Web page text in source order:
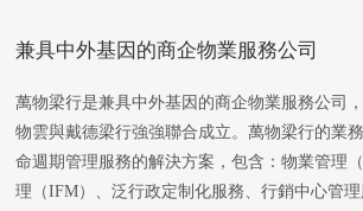
兼具中外基因的商企物業服務公司
萬物梁行是兼具中外基因的商企物業服務公司
物雲與戴德梁行強強聯合成立。萬物梁行的業
命週期管理服務的解決方案，包含：物業管理
理（IFM）、泛行政定制化服務、行銷中心管